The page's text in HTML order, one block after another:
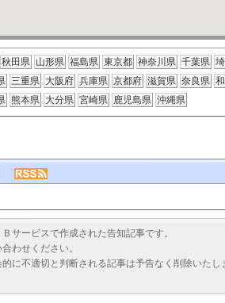
秋田県 山形県 福島県 東京都 神奈川県 千葉県
三重県 大阪府 兵庫県 京都府 滋賀県 奈良県
熊本県 大分県 宮崎県 鹿児島県 沖縄県
サービスで作成された告知記事です。
わせください。
に不適切と判断される記事は予告なく削除いたし